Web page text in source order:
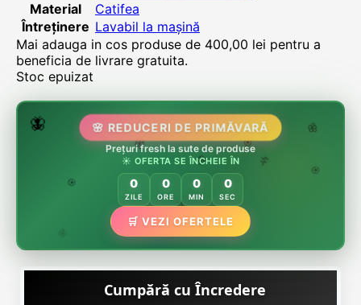
Material
Catifea
Întreținere Lavabil la mașină
Mai adauga in cos produse de 400,00 lei pentru a
beneficia de livrare gratuita.
Stoc epuizat
🌸
🌸
🌿
🌸
🏵️
🌷
🦋 🌸 REDUCERI DE PRIMĂVARĂ
Prețuri fresh la sute de produse
☀️ OFERTA SE ÎNCHEIE ÎN
0
ZILE
0
ORE
0
MIN
0
SEC
🛒 VEZI OFERTELE
Cumpără cu Încredere